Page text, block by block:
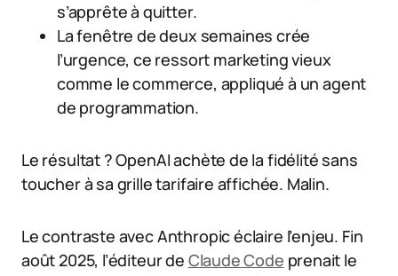
s’apprête à quitter.
La fenêtre de deux semaines crée
l’urgence, ce ressort marketing vieux
comme le commerce, appliqué à un agent
de programmation.
Le résultat ? OpenAI achète de la fidélité sans
toucher à sa grille tarifaire affichée. Malin.
Le contraste avec Anthropic éclaire l’enjeu. Fin
août 2025, l’éditeur de Claude Code prenait le